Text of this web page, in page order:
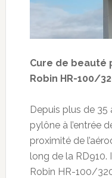
Cure de beauté
Robin HR-100/
Depuis plus de 35
pylône à l’entrée
proximité de
long de la RD910.
Robin HR-100/